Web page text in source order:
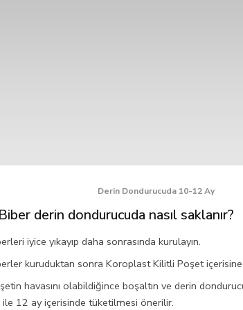
Derin Dondurucuda 10-12 Ay
derin dondurucuda nasıl saklanır?
iyice yıkayıp daha sonrasında kurulayın.
kuruduktan sonra Koroplast Kilitli Poşet
havasını olabildiğince boşaltın ve derin
12 ay içerisinde tüketilmesi önerilir.